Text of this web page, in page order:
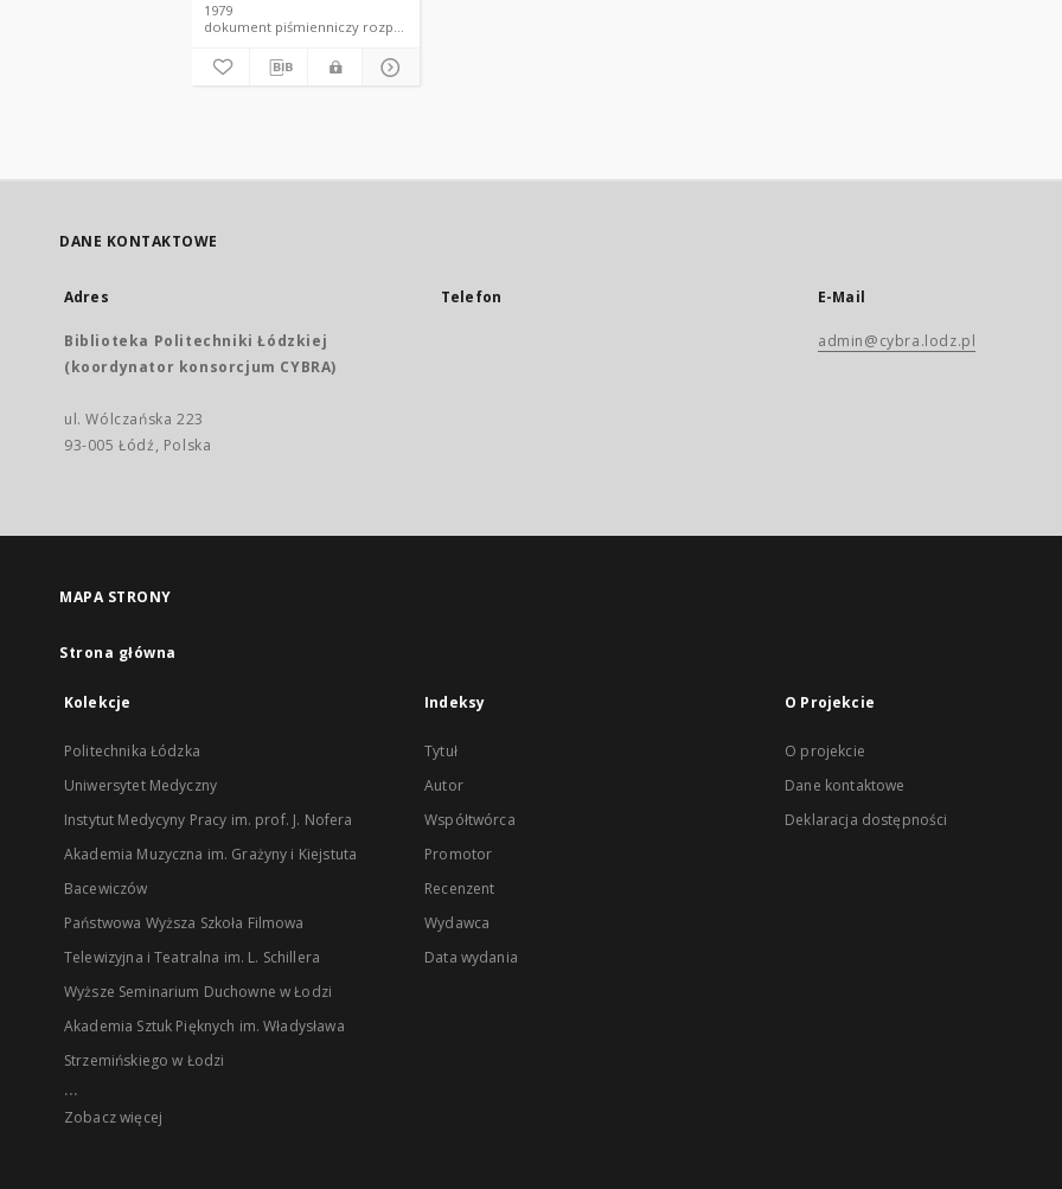
1979
dokument piśmienniczy rozprawa naukowa PŁ
DANE KONTAKTOWE
Adres
Biblioteka Politechniki Łódzkiej
(koordynator konsorcjum CYBRA)
ul. Wólczańska 223
93-005 Łódź, Polska
Telefon E-Mail
admin@cybra.lodz.pl
MAPA STRONY
Strona główna
Kolekcje
Politechnika Łódzka
Uniwersytet Medyczny
Instytut Medycyny Pracy im. prof. J. Nofera
Akademia Muzyczna im. Grażyny i Kiejstuta
Bacewiczów
Państwowa Wyższa Szkoła Filmowa
Telewizyjna i Teatralna im. L. Schillera
Wyższe Seminarium Duchowne w Łodzi
Akademia Sztuk Pięknych im. Władysława
Strzemińskiego w Łodzi
...
Zobacz więcej
Indeksy
Tytuł
Autor
Współtwórca
Promotor
Recenzent
Wydawca
Data wydania
O Projekcie
O projekcie
Dane kontaktowe
Deklaracja dostępności